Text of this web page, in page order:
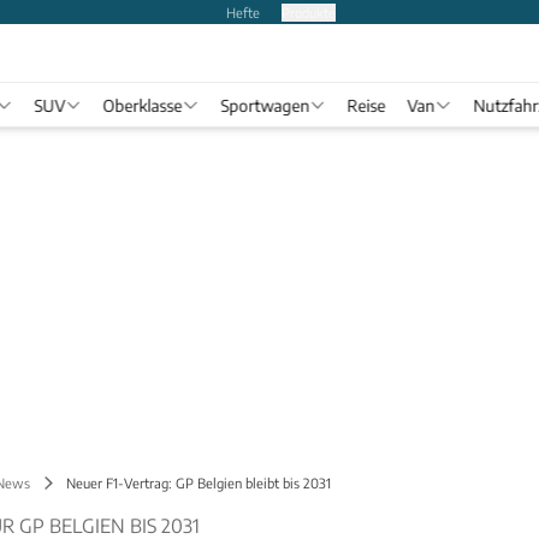
Hefte
SUV Oberklasse Sportwagen Reise Van
Neuer F1-Vertrag: GP Belgien bleibt bis 2031
GP BELGIEN BIS 2031